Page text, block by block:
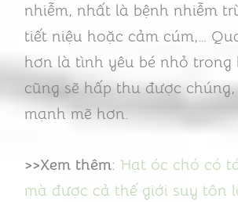
nhiễm, nhất là bệnh nhiễm
tiết niệu hoặc cảm cúm,…
hơn là tình yêu bé nhỏ trong
cũng sẽ hấp thu được chúng,
mạnh mẽ hơn.
>>Xem thêm: Hạt óc chó có
mà được cả thế giới suy tôn